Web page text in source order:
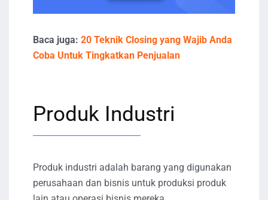
Baca juga: 20 Teknik Closing yang Wajib Anda
Coba Untuk Tingkatkan Penjualan
Produk Industri
Produk industri adalah barang yang digunakan
perusahaan dan bisnis untuk produksi produk